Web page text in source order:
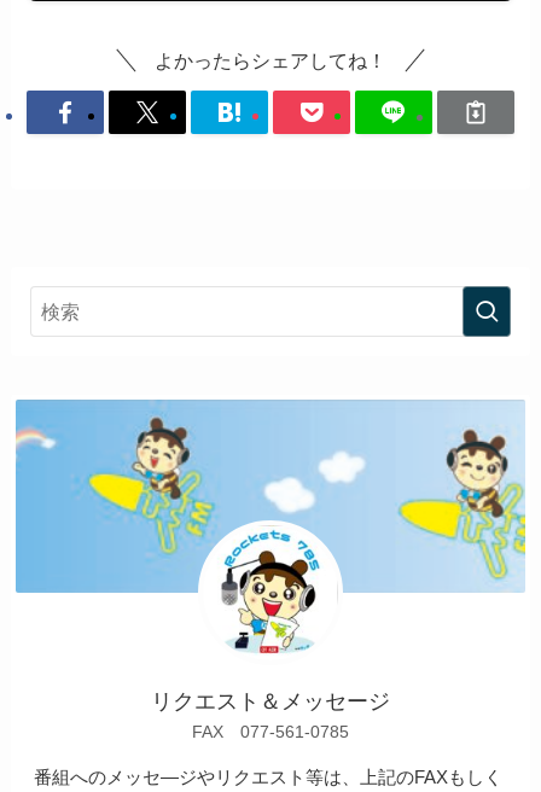
よかったらシェアしてね！
リクエスト＆メッセージ
FAX 077-561-0785
番組へのメッセ―ジやリクエスト等は、上記のFAXもしく